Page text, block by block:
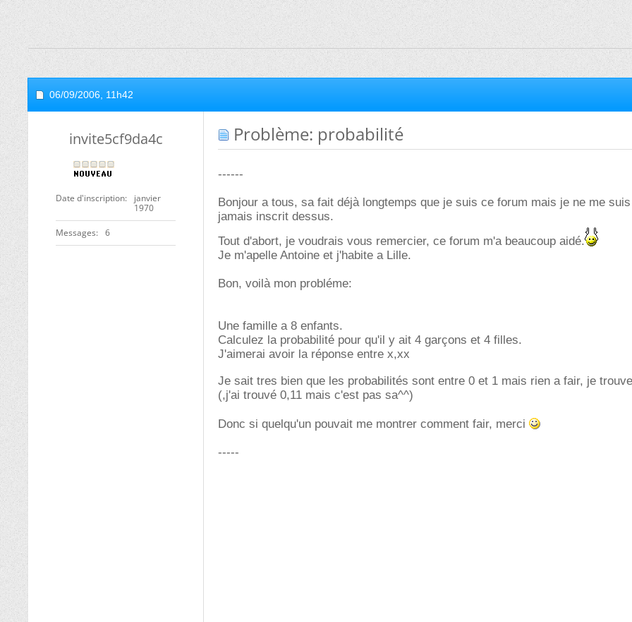
06/09/2006, 11h42
invite5cf9da4c
Date d'inscription
janvier
1970
Messages 6
Problème: probabilité
------
Bonjour a tous, sa fait déjà longtemps que je suis ce forum mais je ne me
jamais inscrit dessus.
Tout d'abort, je voudrais vous remercier, ce forum m'a beaucoup aidé.
Je m'apelle Antoine et j'habite a Lille.
Bon, voilà mon probléme:
Une famille a 8 enfants.
Calculez la probabilité pour qu'il y ait 4 garçons et 4 filles.
J'aimerai avoir la réponse entre x,xx
Je sait tres bien que les probabilités sont entre 0 et 1 mais rien a fair, je
(,j'ai trouvé 0,11 mais c'est pas sa^^)
Donc si quelqu'un pouvait me montrer comment fair, merci
-----